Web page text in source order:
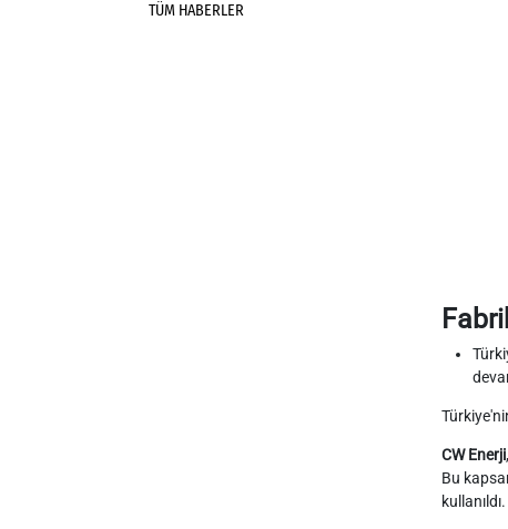
TÜM HABERLER
CW Enerji
Bu
kullanıldı.